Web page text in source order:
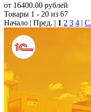
от 16400.00 рублей
Товары 1 - 20 из 67
Начало | Пред. | 1 2 3 4 |